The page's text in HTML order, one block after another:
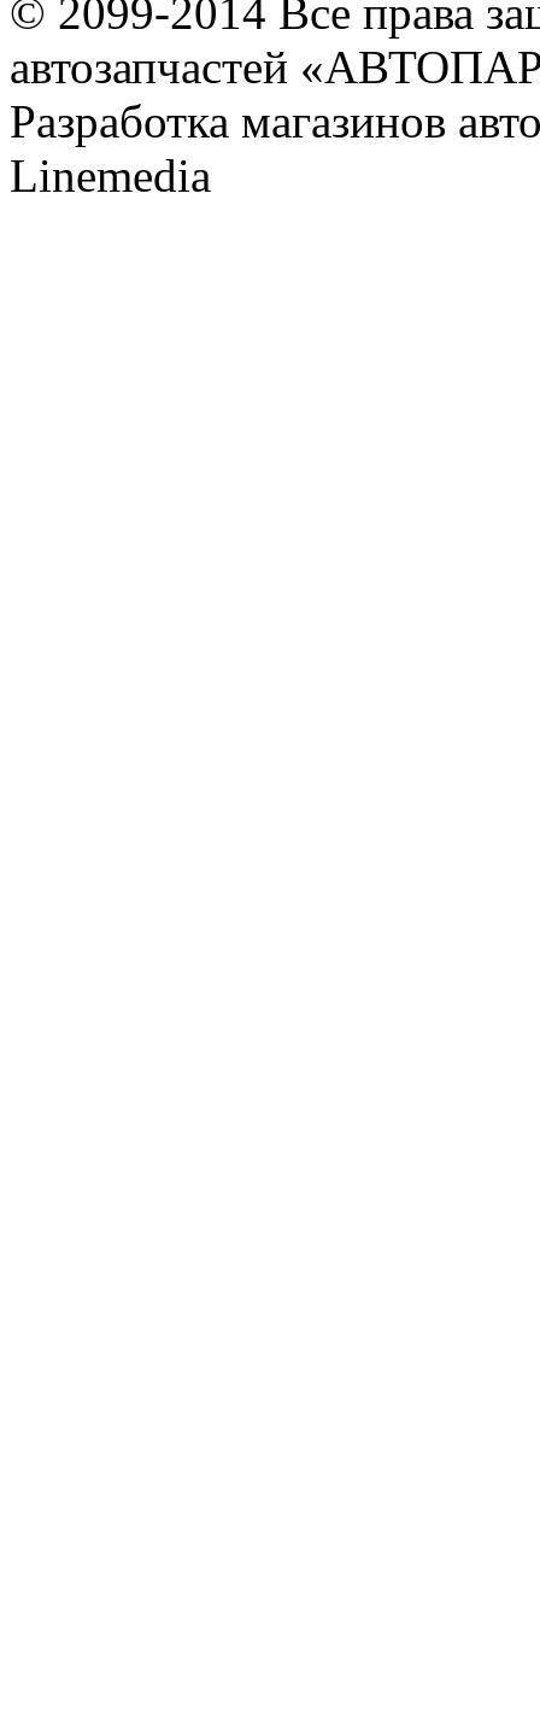
© 2099-2014 Все права
автозапчастей
Разработка магазинов
Linemedia